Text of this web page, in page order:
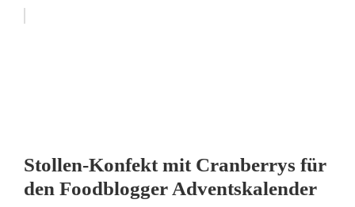
Stollen-Konfekt mit Cranberrys für
den Foodblogger Adventskalender